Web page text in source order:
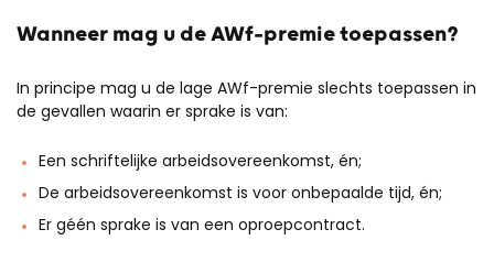
Wanneer mag u de AWf-premie toepassen?
In principe mag u de lage AWf-premie slechts toepassen in
de gevallen waarin er sprake is van:
Een schriftelijke arbeidsovereenkomst, én;
De arbeidsovereenkomst is voor onbepaalde tijd, én;
Er géén sprake is van een oproepcontract.